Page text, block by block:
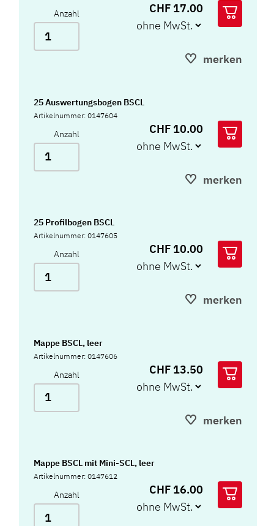
Anzahl CHF 17.00
merken
25 Auswertungsbogen BSCL
Artikelnummer: 0147604
Anzahl CHF 10.00
merken
25 Profilbogen BSCL
Artikelnummer: 0147605
Anzahl CHF 10.00
merken
Mappe BSCL, leer
Artikelnummer: 0147606
Anzahl CHF 13.50
merken
Mappe BSCL mit Mini-SCL, leer
Artikelnummer: 0147612
Anzahl CHF 16.00